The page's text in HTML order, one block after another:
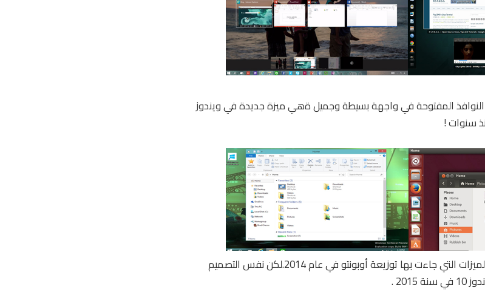
المفتوحة في واجهة بسيطة وجميل ةهي ميزة جديدة في ويندوز
Borderless windows هي من بين الميزات التي جاءت بها توزيعة أوبونتو في عام 2014.لكن نفس التصميم
.